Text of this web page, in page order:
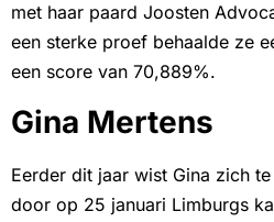
met haar paard Joosten
een sterke proef behaalde ze
een score van 70,889%.
Gina Mertens
Eerder dit jaar wist Gina zich
door op 25 januari Limburgs